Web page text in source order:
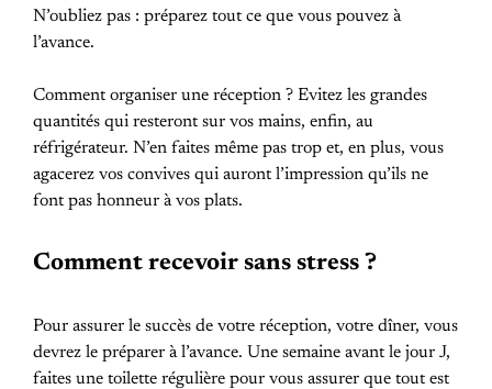
N’oubliez pas : préparez tout ce que vous pouvez à
l’avance.
Comment organiser une réception ? Evitez les grandes
quantités qui resteront sur vos mains, enfin, au
réfrigérateur. N’en faites même pas trop et, en plus, vous
agacerez vos convives qui auront l’impression qu’ils ne
font pas honneur à vos plats.
Comment recevoir sans stress ?
Pour assurer le succès de votre réception, votre dîner, vous
devrez le préparer à l’avance. Une semaine avant le jour J,
faites une toilette régulière pour vous assurer que tout est